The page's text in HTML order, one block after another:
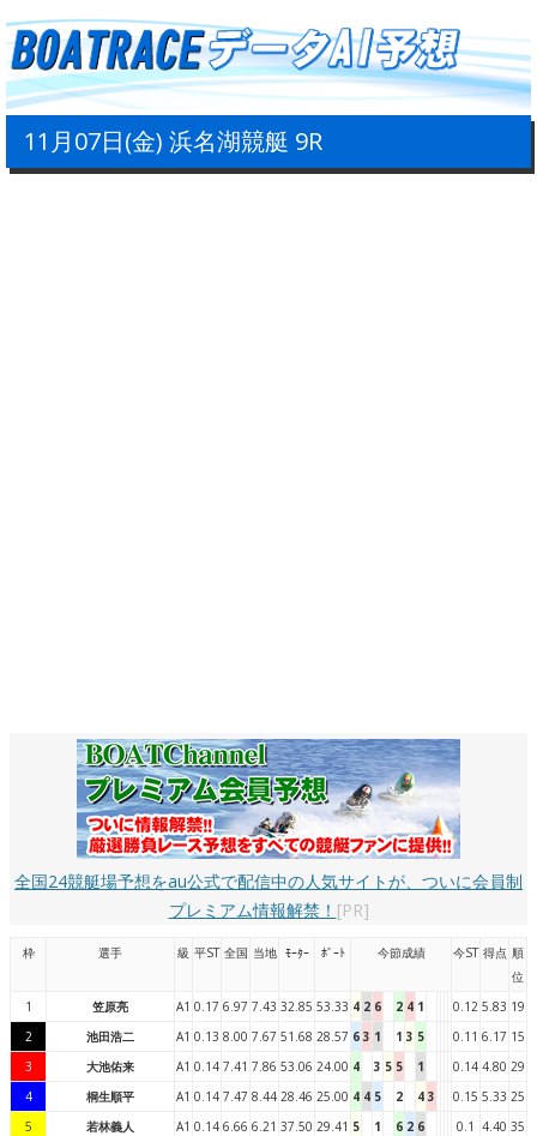
11月07日(金) 浜名湖競艇 9R
全国24競艇場予想をau公式で配信中の人気サイトが、ついに会員制
プレミアム情報解禁！ [PR]
枠 選手 級 平ST 全国 当地 ﾓｰﾀｰ ﾎﾞｰﾄ 今節成績 今ST 得点 順
位
1
笠原亮 A1 0.17 6.97 7.43 32.85 53.33 4 2 6 2 4 1 0.12 5.83 19
2
池田浩二 A1 0.13 8.00 7.67 51.68 28.57 6 3 1 1 3 5 0.11 6.17 15
3
大池佑来 A1 0.14 7.41 7.86 53.06 24.00 4 3 5 5 1 0.14 4.80 29
4
桐生順平 A1 0.14 7.47 8.44 28.46 25.00 4 4 5 2 4 3 0.15 5.33 25
5
若林義人 A1 0.14 6.66 6.21 37.50 29.41 5 1 6 2 6 0.1 4.40 35